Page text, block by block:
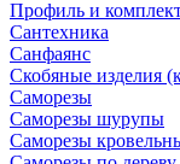
Профиль и
Сантехника
Санфаянс
Скобяные изделия
Саморезы
Саморезы шурупы
Саморезы